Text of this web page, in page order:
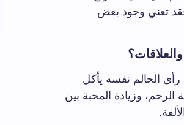
فقد تعني وجود بعض
الحالم نفسه يأكل
وزيادة المحبة بين